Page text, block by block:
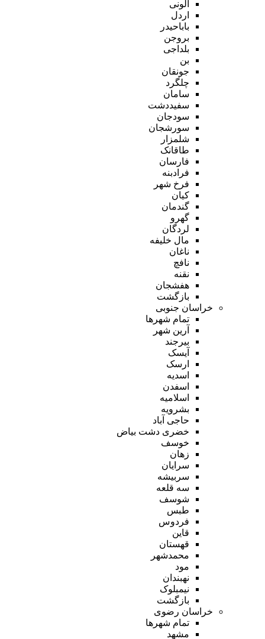
آلونی
اردل
باباحیدر
بروجن
بلداجی
بن
جونقان
چلگرد
سامان
سفیددشت
سودجان
سورشجان
شلمزار
طاقانک
فارسان
فرادبنه
فرخ شهر
کیان
گندمان
گهرو
لردگان
مال خلیفه
ناغان
نافچ
نقنه
هفشجان
بازگشت
خراسان جنوبی
تمام شهر‌ها
آرین شهر
بیرجند
آیسک
ارسک
اسدیه
اسفدن
اسلامیه
بشرویه
حاجی آباد
خضری دشت بیاض
خوسف
زهان
سرایان
سربیشه
سه قلعه
شوسف
طبس
فردوس
قاین
قهستان
محمدشهر
مود
نهبندان
نیمبلوک
بازگشت
خراسان رضوی
تمام شهر‌ها
مشهد